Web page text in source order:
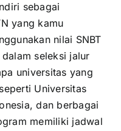
sebagai
yang kamu
nilai SNBT
seleksi jalur
universitas yang
Universitas
dan berbagai
memiliki jadwal